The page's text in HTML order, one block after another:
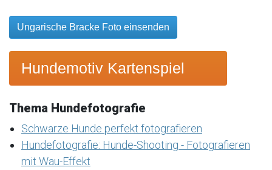
Ungarische Bracke Foto einsenden
Hundemotiv Kartenspiel
Thema Hundefotografie
Schwarze Hunde perfekt fotografieren
Hundefotografie: Hunde-Shooting - Fotografieren
mit Wau-Effekt